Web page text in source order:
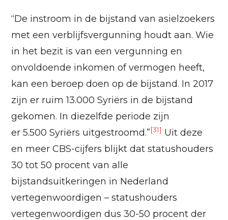
“De instroom in de bijstand van asielzoekers
met een verblijfsvergunning houdt aan. Wie
in het bezit is van een vergunning en
onvoldoende inkomen of vermogen heeft,
kan een beroep doen op de bijstand. In 2017
zijn er ruim 13.000 Syriërs in de bijstand
gekomen. In diezelfde periode zijn
er 5.500 Syriërs uitgestroomd.”[31] Uit deze
en meer CBS-cijfers blijkt dat statushouders
30 tot 50 procent van alle
bijstandsuitkeringen in Nederland
vertegenwoordigen – statushouders
vertegenwoordigen dus 30-50 procent der